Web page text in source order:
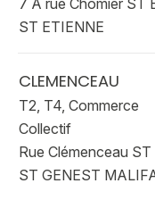
Rechercher
ST ETIENNE
CLEMENCEAU
T2, T4, Commerce
Collectif
Rue Clémenceau
ST GENEST